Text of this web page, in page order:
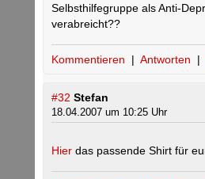
Selbsthilfegruppe als Anti-
verabreicht??
Kommentieren | Antworten |
#32 Stefan
18.04.2007 um 10:25 Uhr
Hier das passende Shirt für